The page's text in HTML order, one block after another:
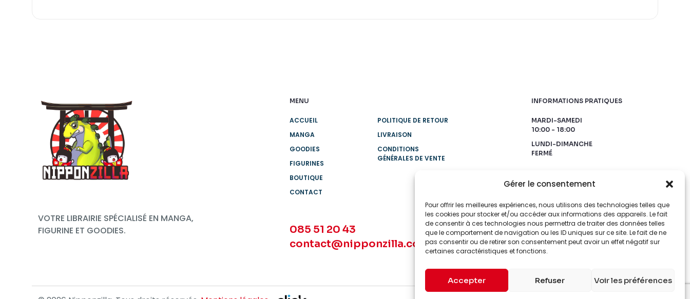
Gérer le consentement
Pour offrir les meilleures expériences, nous utilisons des technologies telles que
les cookies pour stocker et/ou accéder aux informations des appareils. Le fait
de consentir à ces technologies nous permettra de traiter des données telles
que le comportement de navigation ou les ID uniques sur ce site. Le fait de ne
pas consentir ou de retirer son consentement peut avoir un effet négatif sur
certaines caractéristiques et fonctions.
Accepter Refuser Voir les préférences
VOTRE LIBRAIRIE SPÉCIALISÉ EN MANGA,
FIGURINE ET GOODIES.
MENU
ACCUEIL
MANGA
GOODIES
FIGURINES
BOUTIQUE
CONTACT
POLITIQUE DE RETOUR
LIVRAISON
CONDITIONS
GÉNÉRALES DE VENTE
085 51 20 43
contact@nipponzilla.com
INFORMATIONS PRATIQUES
MARDI-SAMEDI
10:00 - 18:00
LUNDI-DIMANCHE
FERMÉ